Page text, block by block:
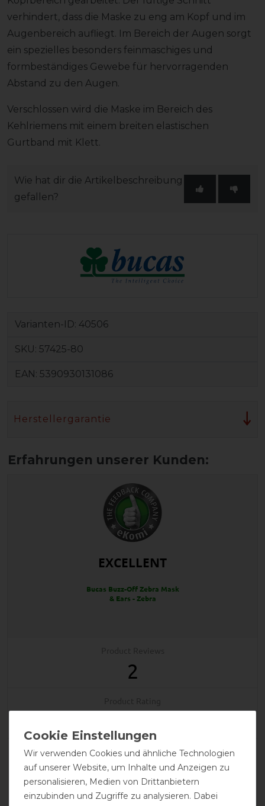
verhindert, dass die Maske zu eng am Kopf und im
Augenbereich aufliegt. Im Bereich der Augen sorgt
ein spezielles besonders feinmaschiges und
formbeständiges Gewebe für hervorragenden
Abstand zu den Augen.
Verschlossen wird die Maske im Bereich des
Kehlriemens mit einem breiten elastischen
Gurtband mit Klett.
Wie hat dir die Artikelbeschreibung
gefallen?
Varianten-ID: 40506
SKU: 57425-80
EAN: 5390930131086
Herstellergarantie
EXCELLENT
Bucas Buzz-Off Zebra Mask
& Ears - Zebra
2
calculated from 2 customer reviews
Wir verwenden Cookies und ähnliche Technologien
auf unserer Website, um Inhalte und Anzeigen zu
personalisieren, Medien von Drittanbietern
einzubinden und Zugriffe zu analysieren. Dabei